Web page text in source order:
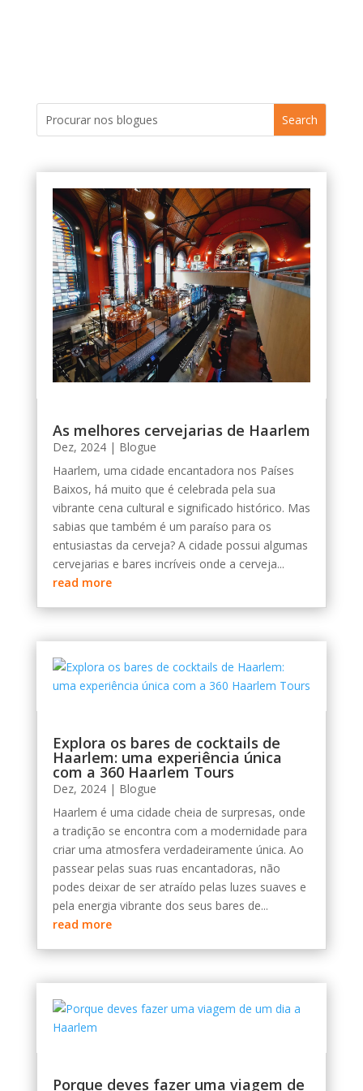
As melhores cervejarias de Haarlem
Dez, 2024| Blogue
Haarlem, uma cidade encantadora nos Países
Baixos, há muito que é celebrada pela sua
vibrante cena cultural e significado histórico. Mas
sabias que também é um paraíso para os
entusiastas da cerveja? A cidade possui algumas
cervejarias e bares incríveis onde a cerveja...
read more
Explora os bares de cocktails de
Haarlem: uma experiência única
com a 360 Haarlem Tours
Dez, 2024| Blogue
Haarlem é uma cidade cheia de surpresas, onde
a tradição se encontra com a modernidade para
criar uma atmosfera verdadeiramente única. Ao
passear pelas suas ruas encantadoras, não
podes deixar de ser atraído pelas luzes suaves e
pela energia vibrante dos seus bares de...
read more
Porque deves fazer uma viagem de